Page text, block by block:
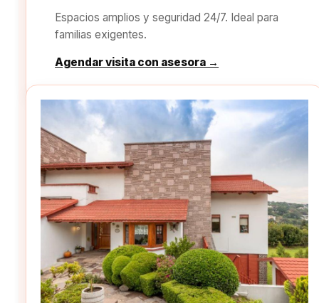
Espacios amplios y seguridad 24/7. Ideal para
familias exigentes.
Agendar visita con asesora →